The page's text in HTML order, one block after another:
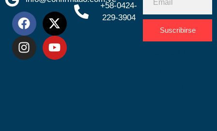
+58-0424-
229-3904
Suscribirse